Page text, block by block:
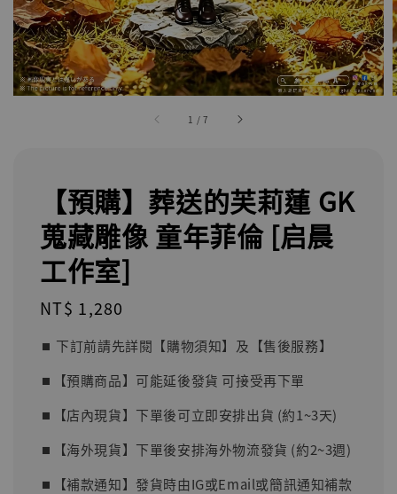
1 /7
【預購】葬送的芙莉蓮 GK
蒐藏雕像 童年菲倫 [启晨
工作室]
Regular
NT$ 1,280
⏹︎ 下訂前請先詳閱【購物須知】及【售後服務】
⏹︎【預購商品】可能延後發貨 可接受再下單
⏹︎【店內現貨】下單後可立即安排出貨 (約1~3天)
⏹︎【海外現貨】下單後安排海外物流發貨 (約2~3週)
⏹︎【補款通知】發貨時由IG或Email或簡訊通知補款